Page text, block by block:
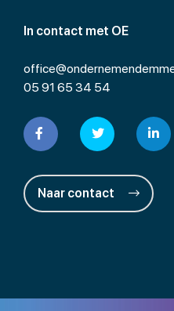
In contact met OE
05 91 65 34 54
Naar contact